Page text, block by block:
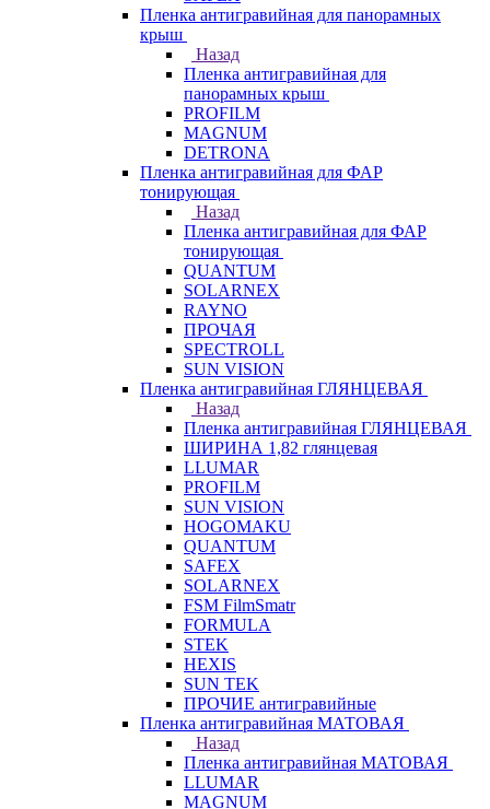
Пленка антигравийная для панорамных
крыш
Назад
Пленка антигравийная для
панорамных крыш
PROFILM
MAGNUM
DETRONA
Пленка антигравийная для ФАР
тонирующая
Назад
Пленка антигравийная для ФАР
тонирующая
QUANTUM
SOLARNEX
RAYNO
ПРОЧАЯ
SPECTROLL
SUN VISION
Пленка антигравийная ГЛЯНЦЕВАЯ
Назад
Пленка антигравийная ГЛЯНЦЕВАЯ
ШИРИНА 1,82 глянцевая
LLUMAR
PROFILM
SUN VISION
HOGOMAKU
QUANTUM
SAFEX
SOLARNEX
FSM FilmSmatr
FORMULA
STEK
HEXIS
SUN TEK
ПРОЧИЕ антигравийные
Пленка антигравийная МАТОВАЯ
Назад
Пленка антигравийная МАТОВАЯ
LLUMAR
MAGNUM